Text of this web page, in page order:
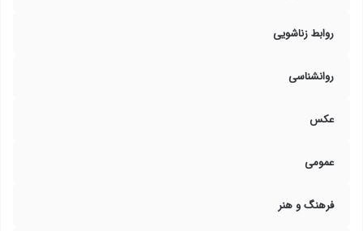
روابط زناشویی
روانشناسی
عکس
عمومی
فرهنگ و هنر